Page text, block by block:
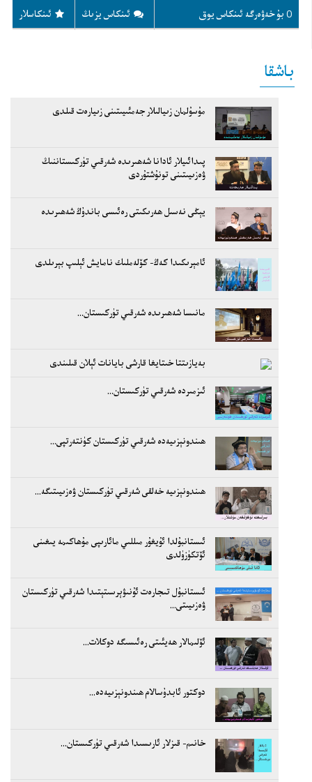
ئىنكاسلار ئىنكاس يزىڭ 0 بۇ خەۋەرگە ئىنكاس يوق
باشقا
مۇسۇلمان زىيالىلار جەمئىيىتىنى زىيارەت قىلدى
پىدائىيلار ئادانا شەھىرىدە شەرقىي تۈركىستاننىڭ
ۋەزىيىتىنى تونۇشتۇردى
يېڭى نەسىل ھەرىكىتى رەئىسى باندۇڭ شەھىرىدە
ئامېرىكىدا كەڭ- كۆلەملىك نامايش ئېلىپ بېرىلدى
مانىسا شەھىرىدە شەرقىي تۈركىستان...
بەيازىتتا خىتايغا قارشى بايانات ئېلان قىلىندى
ئىزمىردە شەرقىي تۈركىستان...
ھىندونېزىيەدە شەرقىي تۈركىستان كۈنتەرتپى...
ھىندونېزىيە خەلقى شەرقىي تۈركىستان ۋەزىيىتىگە...
ئىستانبۇلدا ئۇيغۇر مىللىي مائارىپى مۇھاكىمە يىغىنى
ئۆتكۈزۈلدى
ئىستانبۇل تىجارەت ئۇنىۋېرسىتېتىدا شەرقىي تۈركىستان
ۋەزىيىتى...
ئۆلىمالار ھەيئىتى رەئىسىگە دوكلات...
دوكتور ئابدۇسالام ھىندونېزىيەدە...
خانىم- قىزلار ئارىسىدا شەرقىي تۈركىستان...